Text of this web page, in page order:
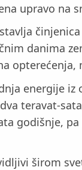
upravo na
danima
energije
teravat-
godišnje,
širom